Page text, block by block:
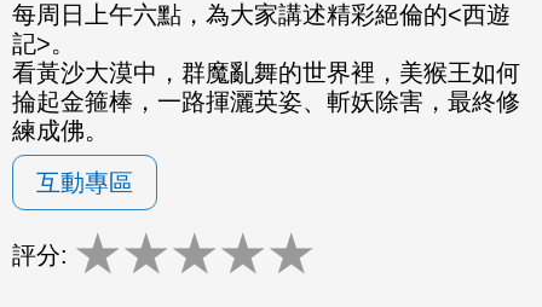
每周日上午六點，為大家講述精彩絕倫的<西遊
記>。
看黃沙大漠中，群魔亂舞的世界裡，美猴王如何
掄起金箍棒，一路揮灑英姿、斬妖除害，最終修
練成佛。
互動專區
評分: ★★★★★